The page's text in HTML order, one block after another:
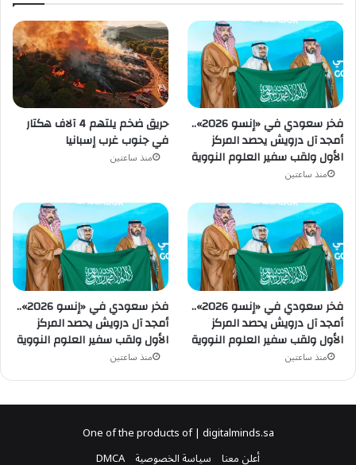
حريق ضخم يلتهم 4 آلاف هكتار
في جنوب غرب إسبانيا
منذ ساعتين
فخر سعودي في «إنسو 2026»..
أمجد آل درويش يحصد المركز
الأول ولقب سفير العلوم النووية
منذ ساعتين
فخر سعودي في «إنسو 2026»..
أمجد آل درويش يحصد المركز
الأول ولقب سفير العلوم النووية
منذ ساعتين
فخر سعودي في «إنسو 2026»..
أمجد آل درويش يحصد المركز
الأول ولقب سفير العلوم النووية
منذ ساعتين
One of the products of | digitalminds.sa
أعلن معنا سياسة الخصوصية DMCA